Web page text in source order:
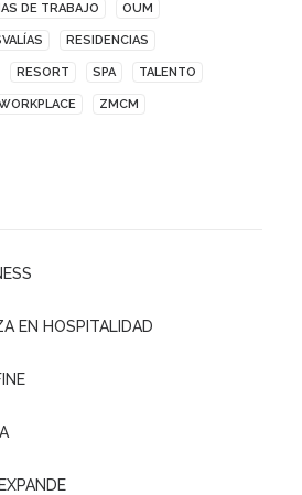
DE TRABAJO OUM
RESIDENCIAS
RESORT SPA TALENTO
ZMCM
EN HOSPITALIDAD